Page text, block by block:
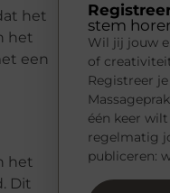
het
het
een
het
Dit
stem
Wil jij jouw
of
Registreer
één keer
regelmatig
publiceren: